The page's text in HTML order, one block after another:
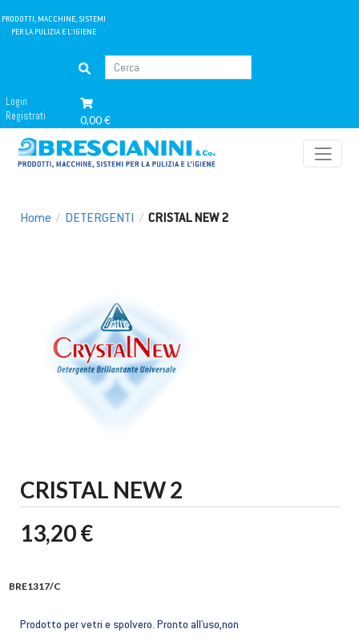
PRODOTTI, MACCHINE, SISTEMI
PER LA PULIZIA E L'IGIENE
Login
Registrati
0,00 €
Home / DETERGENTI / CRISTAL NEW 2
CRISTAL NEW 2
13,20 €
BRE1317/C
Prodotto per vetri e spolvero. Pronto all'uso,non